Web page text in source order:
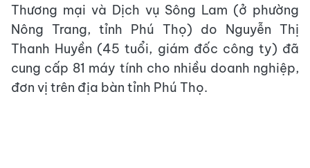
Thương mại và Dịch vụ Sông Lam (ở phường
Nông Trang, tỉnh Phú Thọ) do Nguyễn Thị
Thanh Huyền (45 tuổi, giám đốc công ty) đã
cung cấp 81 máy tính cho nhiều doanh nghiệp,
đơn vị trên địa bàn tỉnh Phú Thọ.